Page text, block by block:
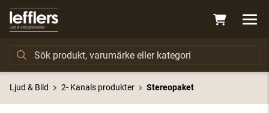
Ljud & Bild 2- Kanals produkter Stereopaket